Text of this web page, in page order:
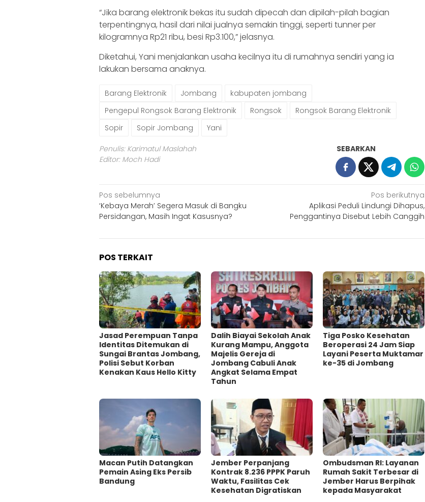
“Jika barang elektronik bekas itu sudah dipecah dan dipilah-pilah bagian
terpentingnya, hasil dari nilai jualnya semakin tinggi, seperti tunner per
kilogramnya Rp21 ribu, besi Rp3.100,” jelasnya.
Diketahui, Yani menjalankan usaha kecilnya itu di rumahnya sendiri yang ia
lakukan bersama anaknya.
Barang Elektronik Jombang
kabupaten jombang
Pengepul Rongsok Barang Elektronik
Rongsok
Rongsok Barang Elektronik
Sopir
Sopir Jombang Yani
Penulis: Karimatul Maslahah
Editor: Moch Hadi
SEBARKAN
Navigasi
pos
Pos sebelumnya
‘Kebaya Merah’ Segera Masuk di Bangku
Persidangan, Masih Ingat Kasusnya?
Pos berikutnya
Aplikasi Peduli Lindungi Dihapus,
Penggantinya Disebut Lebih Canggih
POS TERKAIT
Jasad Perempuan Tanpa
Identitas Ditemukan di
Sungai Brantas Jombang,
Polisi Sebut Korban
Kenakan Kaus Hello Kitty
Dalih Biayai Sekolah Anak
Kurang Mampu, Anggota
Majelis Gereja di
Jombang Cabuli Anak
Angkat Selama Empat
Tahun
Tiga Posko Kesehatan
Beroperasi 24 Jam Siap
Layani Peserta Muktamar
ke-35 di Jombang
Macan Putih Datangkan
Pemain Asing Eks Persib
Bandung
Jember Perpanjang
Kontrak 8.236 PPPK Paruh
Waktu, Fasilitas Cek
Kesehatan Digratiskan
Ombudsman RI: Layanan
Rumah Sakit Terbesar di
Jember Harus Berpihak
kepada Masyarakat